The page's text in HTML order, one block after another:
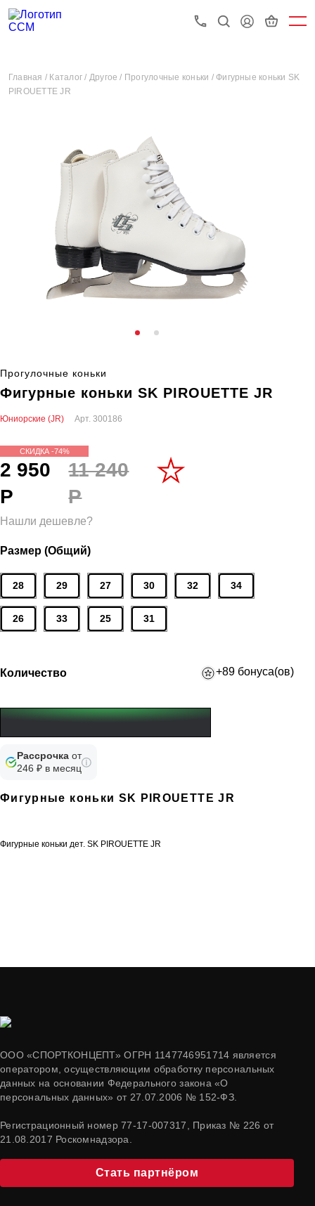
Главная / Каталог / Другое / Прогулочные коньки /Фигурные коньки SK
PIROUETTE JR
Прогулочные коньки
Фигурные коньки SK PIROUETTE JR
Юниорские (JR) Арт. 300186
СКИДКА -74%
2 950
Р
11 240
Р
Нашли дешевле?
Размер (Общий)
28 29 27 30 32 34
26 33 25 31
Количество +89 бонуса(ов)
Рассрочка от
246 ₽ в месяц
Фигурные коньки SK PIROUETTE JR
Фигурные коньки дет. SK PIROUETTE JR
ООО «СПОРТКОНЦЕПТ» ОГРН 1147746951714 является
оператором, осуществляющим обработку персональных
данных на основании Федерального закона «О
персональных данных» от 27.07.2006 № 152-ФЗ.
Регистрационный номер 77-17-007317, Приказ № 226 от
21.08.2017 Роскомнадзора.
Стать партнёром